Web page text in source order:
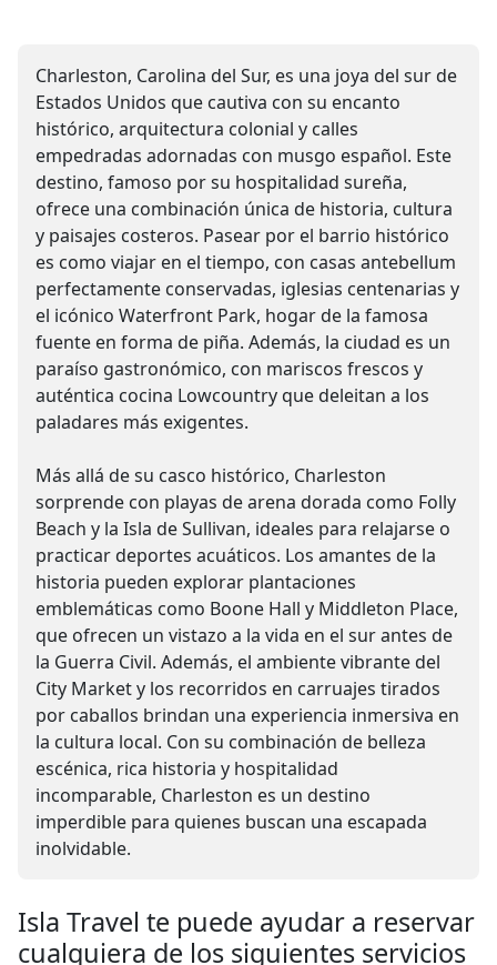
Charleston, Carolina del Sur, es una joya del sur de
Estados Unidos que cautiva con su encanto
histórico, arquitectura colonial y calles
empedradas adornadas con musgo español. Este
destino, famoso por su hospitalidad sureña,
ofrece una combinación única de historia, cultura
y paisajes costeros. Pasear por el barrio histórico
es como viajar en el tiempo, con casas antebellum
perfectamente conservadas, iglesias centenarias y
el icónico Waterfront Park, hogar de la famosa
fuente en forma de piña. Además, la ciudad es un
paraíso gastronómico, con mariscos frescos y
auténtica cocina Lowcountry que deleitan a los
paladares más exigentes.
Más allá de su casco histórico, Charleston
sorprende con playas de arena dorada como Folly
Beach y la Isla de Sullivan, ideales para relajarse o
practicar deportes acuáticos. Los amantes de la
historia pueden explorar plantaciones
emblemáticas como Boone Hall y Middleton Place,
que ofrecen un vistazo a la vida en el sur antes de
la Guerra Civil. Además, el ambiente vibrante del
City Market y los recorridos en carruajes tirados
por caballos brindan una experiencia inmersiva en
la cultura local. Con su combinación de belleza
escénica, rica historia y hospitalidad
incomparable, Charleston es un destino
imperdible para quienes buscan una escapada
inolvidable.
Isla Travel te puede ayudar a reservar
cualquiera de los siguientes servicios